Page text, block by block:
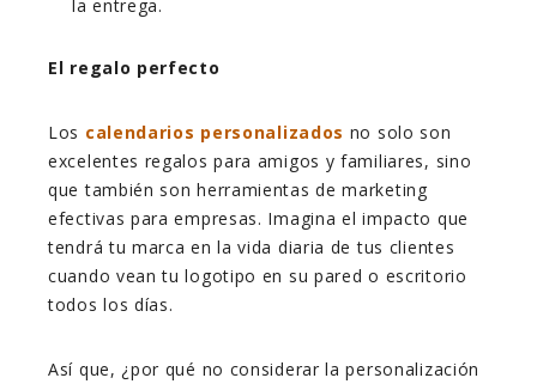
la entrega.
El regalo perfecto
Los calendarios personalizados no solo son
excelentes regalos para amigos y familiares, sino
que también son herramientas de marketing
efectivas para empresas. Imagina el impacto que
tendrá tu marca en la vida diaria de tus clientes
cuando vean tu logotipo en su pared o escritorio
todos los días.
Así que, ¿por qué no considerar la personalización